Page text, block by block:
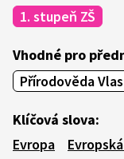
1. stupeň ZŠ
Vhodné pro
Přírodověda
Klíčová slova:
Evropa